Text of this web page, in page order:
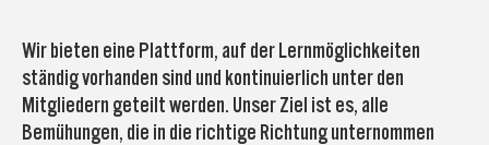
Wir bieten eine Plattform, auf der Lernmöglichkeiten
ständig vorhanden sind und kontinuierlich unter den
Mitgliedern geteilt werden. Unser Ziel ist es, alle
Bemühungen, die in die richtige Richtung unternommen